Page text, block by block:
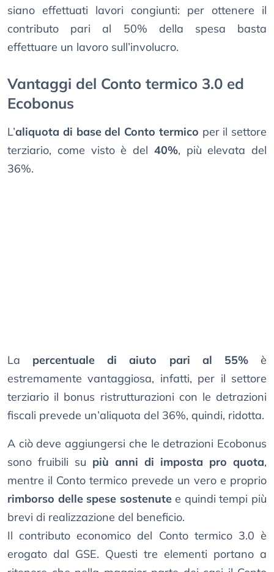
siano effettuati lavori congiunti: per ottenere il
contributo pari al 50% della spesa basta
effettuare un lavoro sull’involucro.
Vantaggi del Conto termico 3.0 ed
Ecobonus
L’aliquota di base del Conto termico per il settore
terziario, come visto è del 40%, più elevata del
36%.
La percentuale di aiuto pari al 55%è
estremamente vantaggiosa, infatti, per il settore
terziario il bonus ristrutturazioni con le detrazioni
fiscali prevede un’aliquota del 36%, quindi, ridotta.
A ciò deve aggiungersi che le detrazioni Ecobonus
sono fruibili su più anni di imposta pro quota,
mentre il Conto termico prevede un vero e proprio
rimborso delle spese sostenutee quindi tempi più
brevi di realizzazione del beneficio.
Il contributo economico del Conto termico 3.0 è
erogato dal GSE. Questi tre elementi portano a